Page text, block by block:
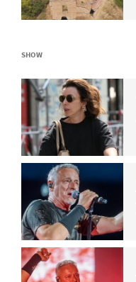
SHOW